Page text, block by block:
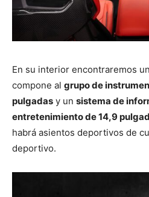
En su interior encontraremos
compone al grupo de
pulgadas y un sistema de
entretenimiento de 14,9
habrá asientos deportivos de
deportivo.